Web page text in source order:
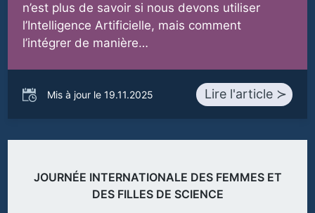
n’est plus de savoir si nous devons utiliser
l’Intelligence Artificielle, mais comment
l’intégrer de manière…
Mis à jour le 19.11.2025 Lire l'article ≻
JOURNÉE INTERNATIONALE DES FEMMES ET
DES FILLES DE SCIENCE